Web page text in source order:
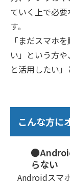
ていく上で必
す。
「まだスマホ
い」という方
と活用したい
こんな方に
らない
Androidスマ